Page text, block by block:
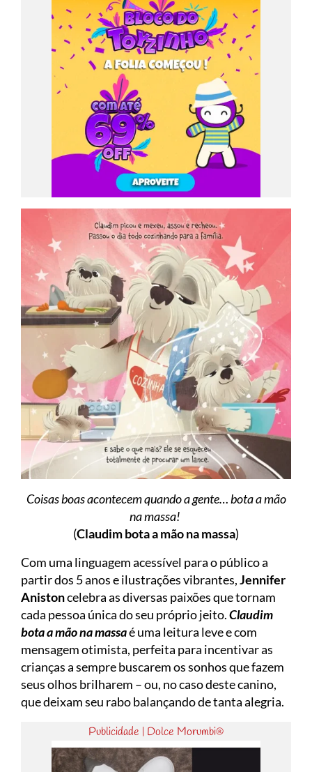
Coisas boas acontecem quando a gente… bota a mão
na massa!
(Claudim bota a mão na massa)
Com uma linguagem acessível para o público a
partir dos 5 anos e ilustrações vibrantes,Jennifer
Anistoncelebra as diversas paixões que tornam
cada pessoa única do seu próprio jeito.Claudim
bota a mão na massaé uma leitura leve e com
mensagem otimista, perfeita para incentivar as
crianças a sempre buscarem os sonhos que fazem
seus olhos brilharem – ou, no caso deste canino,
que deixam seu rabo balançando de tanta alegria.
Publicidade | Dolce Morumbi®